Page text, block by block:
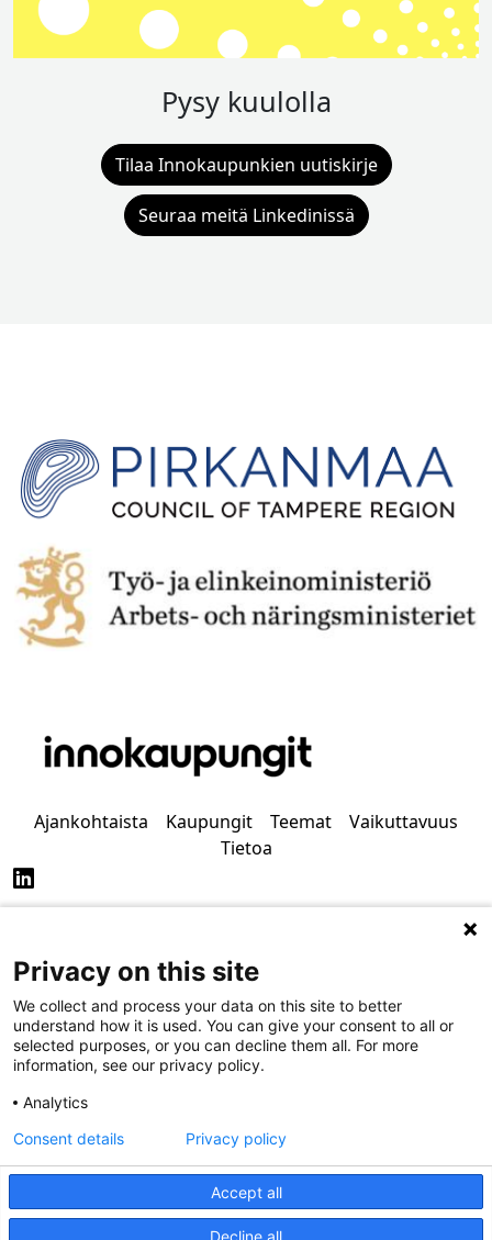
Pysy kuulolla
Tilaa Innokaupunkien uutiskirje
Seuraa meitä Linkedinissä
Ajankohtaista Kaupungit Teemat
Vaikuttavuus
Tietoa
Tietosuoja Saavutettavuus
Privacy on this site
We collect and process your data on this site to better
understand how it is used. You can give your consent to all or
selected purposes, or you can decline them all. For more
information, see our privacy policy.
Analytics
Accept all
Decline all
Consent details Privacy policy